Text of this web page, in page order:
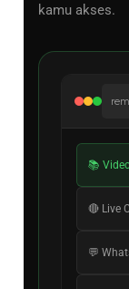
kamu akses.
📚
🔴 Live
💬